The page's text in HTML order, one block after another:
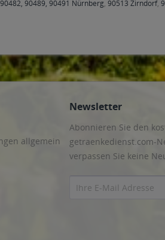
90489, 90491 Nürnberg, 90513 Zirndorf,
allgemein
Newsletter
Abonnieren Sie den
getraenkedienst.com-
verpassen Sie keine